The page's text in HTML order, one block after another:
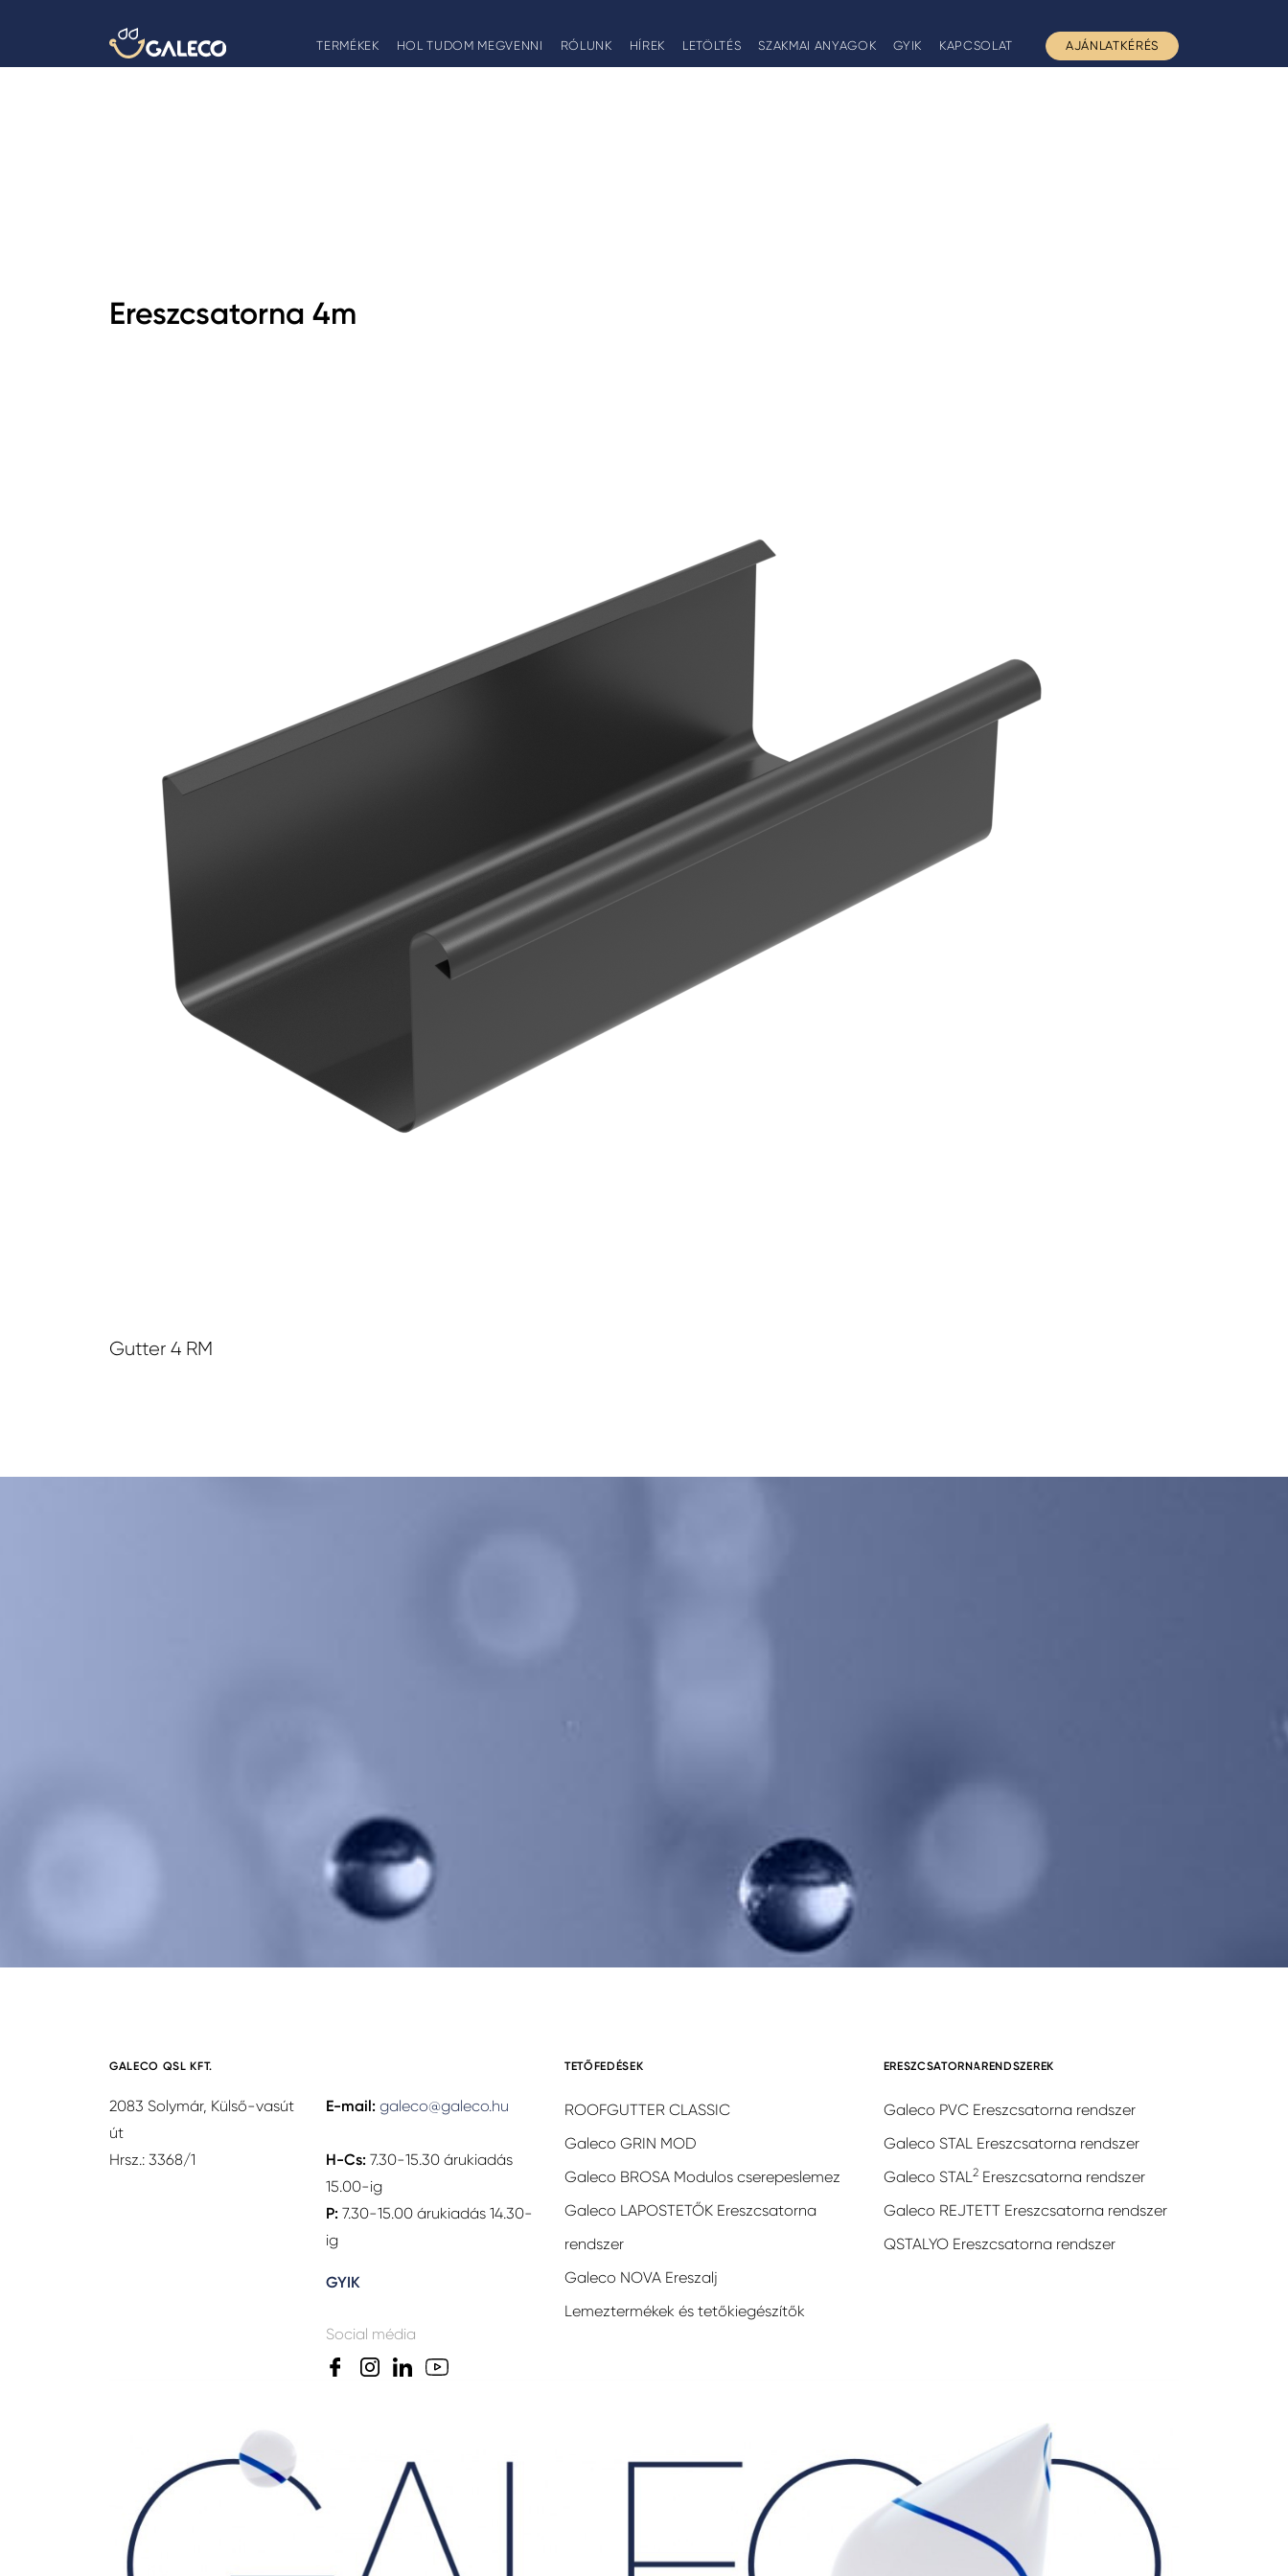
TERMÉKEK HOL TUDOM MEGVENNI RÓLUNK HÍREK LETÖLTÉS SZAKMAI ANYAGOK GYIK KAPCSOLAT AJÁNLATKÉRÉS
Ereszcsatorna 4m
Gutter 4 RM
GALECO QSL KFT.
2083 Solymár, Külső-vasút
út
Hrsz.: 3368/1
E-mail: galeco@galeco.hu
H-Cs: 7.30-15.30 árukiadás
15.00-ig
P: 7.30-15.00 árukiadás 14.30-
ig
GYIK
Social média
TETŐFEDÉSEK
ROOFGUTTER CLASSIC
Galeco GRIN MOD
Galeco BROSA Modulos cserepeslemez
Galeco LAPOSTETŐK Ereszcsatorna
rendszer
Galeco NOVA Ereszalj
Lemeztermékek és tetőkiegészítők
ERESZCSATORNARENDSZEREK
Galeco PVC Ereszcsatorna rendszer
Galeco STAL Ereszcsatorna rendszer
Galeco STAL2Ereszcsatorna rendszer
Galeco REJTETT Ereszcsatorna rendszer
QSTALYO Ereszcsatorna rendszer